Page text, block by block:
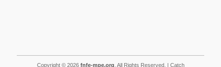
Copyright © 2026 fnfe-mpe.org . All Rights Reserved. | Catch